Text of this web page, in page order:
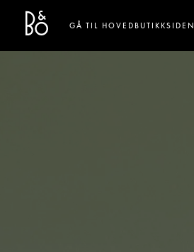
Bang & Olufsen - Exist to Create
Link Opens in New Tab
GÅ TIL HOVEDBUTIKKSIDEN